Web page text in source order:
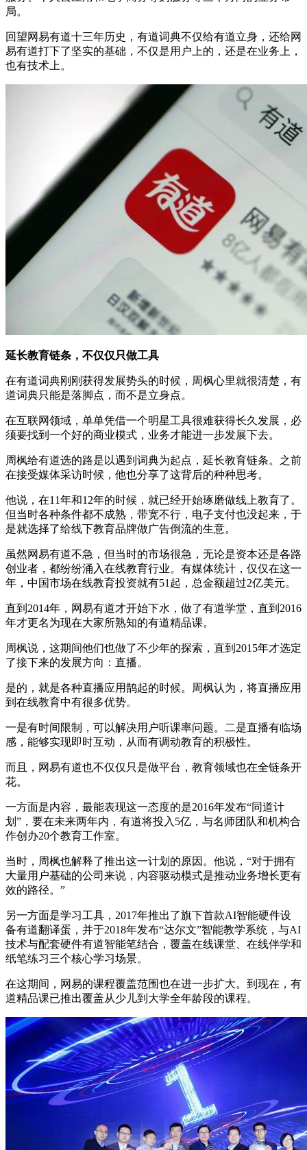
局。
回望网易有道十三年历史，有道词典不仅给有道立身，还给网
易有道打下了坚实的基础，不仅是用户上的，还是在业务上，
也有技术上。
延长教育链条，不仅仅只做工具
在有道词典刚刚获得发展势头的时候，周枫心里就很清楚，有
道词典只能是落脚点，而不是立身点。
在互联网领域，单单凭借一个明星工具很难获得长久发展，必
须要找到一个好的商业模式，业务才能进一步发展下去。
周枫给有道选的路是以遇到词典为起点，延长教育链条。之前
在接受媒体采访时候，他也分享了这背后的种种思考。
他说，在11年和12年的时候，就已经开始琢磨做线上教育了。
但当时各种条件都不成熟，带宽不行，电子支付也没起来，于
是就选择了给线下教育品牌做广告倒流的生意。
虽然网易有道不急，但当时的市场很急，无论是资本还是各路
创业者，都纷纷涌入在线教育行业。有媒体统计，仅仅在这一
年，中国市场在线教育投资就有51起，总金额超过2亿美元。
直到2014年，网易有道才开始下水，做了有道学堂，直到2016
年才更名为现在大家所熟知的有道精品课。
周枫说，这期间他们也做了不少年的探索，直到2015年才选定
了接下来的发展方向：直播。
是的，就是各种直播应用鹊起的时候。周枫认为，将直播应用
到在线教育中有很多优势。
一是有时间限制，可以解决用户听课率问题。二是直播有临场
感，能够实现即时互动，从而有调动教育的积极性。
而且，网易有道也不仅仅只是做平台，教育领域也在全链条开
花。
一方面是内容，最能表现这一态度的是2016年发布“同道计
划”，要在未来两年内，有道将投入5亿，与名师团队和机构合
作创办20个教育工作室。
当时，周枫也解释了推出这一计划的原因。他说，“对于拥有
大量用户基础的公司来说，内容驱动模式是推动业务增长更有
效的路径。”
另一方面是学习工具，2017年推出了旗下首款AI智能硬件设
备有道翻译蛋，并于2018年发布“达尔文”智能教学系统，与AI
技术与配套硬件有道智能笔结合，覆盖在线课堂、在线伴学和
纸笔练习三个核心学习场景。
在这期间，网易的课程覆盖范围也在进一步扩大。到现在，有
道精品课已推出覆盖从少儿到大学全年龄段的课程。